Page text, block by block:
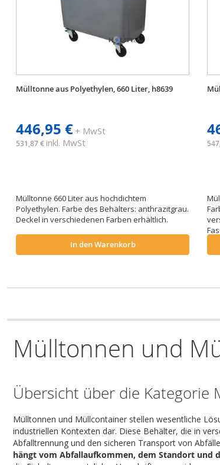
Mülltonne aus Polyethylen, 660 Liter, h8639
446,95 €+ MwSt
531,87 € inkl. MwSt
Mülltonne 660 Liter aus hochdichtem
Polyethylen. Farbe des Behälters: anthrazitgrau.
Deckel in verschiedenen Farben erhältlich.
In den Warenkorb
Mülltonnen und
Übersicht über die
Mülltonnen und Müllcontainer stellen wesentliche
industriellen Kontexten dar. Diese Behälter, die in
Abfalltrennung und den sicheren Transport von
hängt vom Abfallaufkommen, dem Standort und